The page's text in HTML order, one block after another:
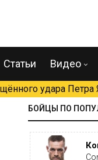
Статьи Видео
удара Петра
БОЙЦЫ ПО